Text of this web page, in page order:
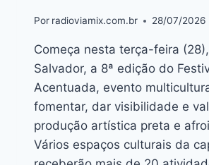
Por radioviamix.com.br 28/07/2026
Começa nesta terça-feira
Salvador, a 8ª edição do
Acentuada, evento
fomentar, dar visibilidade e
produção artística preta e
Vários espaços culturais da